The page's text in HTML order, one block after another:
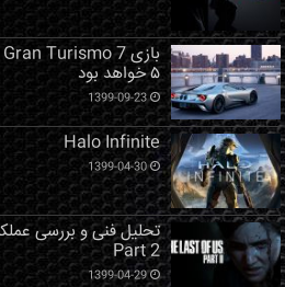
۵ خواهد بود
1399-09-23
Halo Infinite
1399-04-30
Part 2
1399-04-29